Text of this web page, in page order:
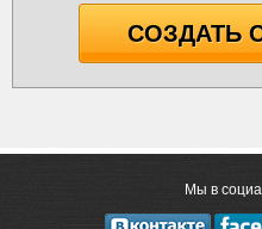
СОЗДАТЬ
Мы в